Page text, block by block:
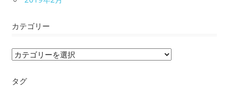
カテゴリー
カ
ゴ
タグ